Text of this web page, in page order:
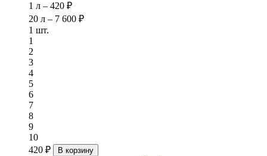
1 л – 420 ₽
20 л – 7 600 ₽
1 шт.
1
2
3
4
5
6
7
8
9
10
420 ₽
В корзину